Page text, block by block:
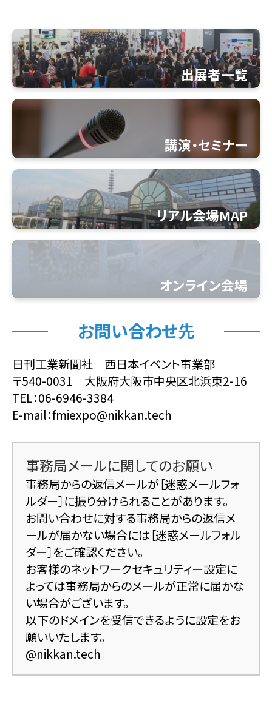
月に『未来モノづくり国際EXPO』を大阪で初
開催しました。
本展は、大阪・関西万博と連携した国際見本
市・展示会として、産業を支える優れた製品・
技術を一堂に集めて国内外に発信するととも
に、展示やフォーラムなどを通じて、商談と交
流の場を促進していきます。​
本会期では、大阪・関西万博の開催期間にあ
わせ7月に開催し、国外からも多くの企業が参
加しております。産業の課題解決を目指し、明
るい未来社会をデザインする製品や先端技術
をもった企業が、皆様のご来場をお待ちしてお
ります。
展示分野
主催
未来モノづくり国際EXPO実行委員会
（モノづくり日本会議、
大阪観光局、
大阪府異業種連携協議会、 大阪市産業経営協会、
SKC企業振興連盟協議会（船場経済倶楽部）、
大阪府経営合理化協会、
大阪府経営支援ネットワーク、
なにわあきんど塾同友会、
ファインバブル産業会、
出展者一覧
講演・セミナー
リアル会場MAP
オンライン会場
お問い合わせ先
日刊工業新聞社 西日本イベント事業部
〒540-0031 大阪府大阪市中央区北浜東2-16
TEL：06-6946-3384
E-mail：fmiexpo@nikkan.tech
事務局メールに関してのお願い
事務局からの返信メールが［迷惑メールフォ
ルダー］に振り分けられることがあります。
お問い合わせに対する事務局からの返信メ
ールが届かない場合には［迷惑メールフォル
ダー］をご確認ください。
お客様のネットワークセキュリティー設定に
よっては事務局からのメールが正常に届かな
い場合がございます。
以下のドメインを受信できるように設定をお
願いいたします。
@nikkan.tech